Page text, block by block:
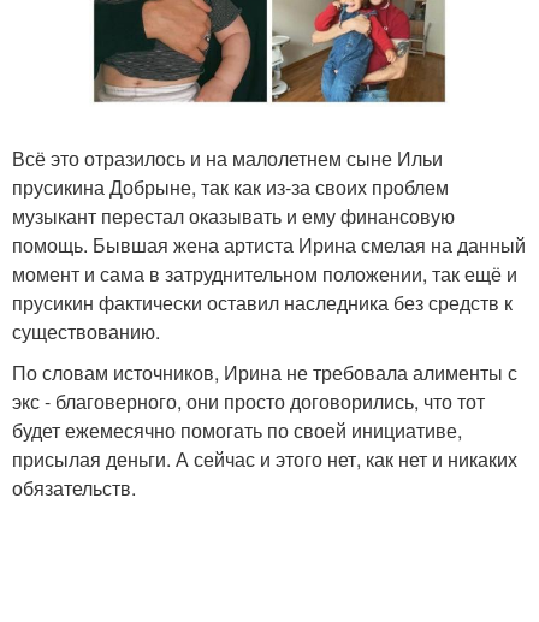
Всё это отразилось и на малолетнем сыне Ильи
прусикина Добрыне, так как из-за своих проблем
музыкант перестал оказывать и ему финансовую
помощь. Бывшая жена артиста Ирина смелая на данный
момент и сама в затруднительном положении, так ещё и
прусикин фактически оставил наследника без средств к
существованию.
По словам источников, Ирина не требовала алименты с
экс - благоверного, они просто договорились, что тот
будет ежемесячно помогать по своей инициативе,
присылая деньги. А сейчас и этого нет, как нет и никаких
обязательств.